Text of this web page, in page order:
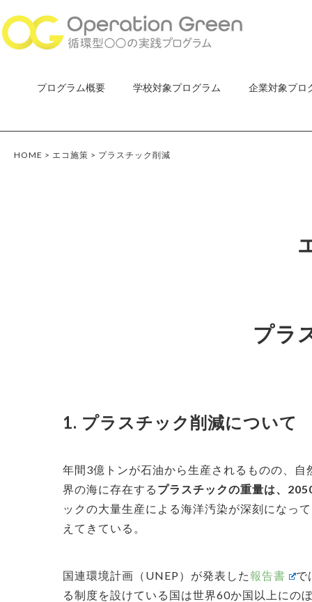
プログラム概要 学校対象プログラム 企業対象プロ
HOME > エコ施策 > プラスチック削減
プラ
1. プラスチック削減について
年間3億トンが石油から生産されるものの、
界の海に存在する プラスチックの重量は、
ックの大量生産による海洋汚染が深刻になっ
えてきている。
国連環境計画（UNEP）が発表した報告書
で
る制度を設けている国は世界60か国以上にの